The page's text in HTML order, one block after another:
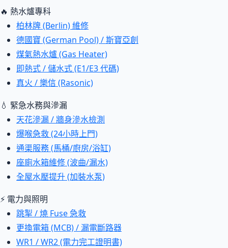
🔥 熱水爐專科
柏林牌 (Berlin) 維修
德國寶 (German Pool) / 斯寶亞創
煤氣熱水爐 (Gas Heater)
即熱式 / 儲水式 (E1/E3 代碼)
真火 / 樂信 (Rasonic)
💧 緊急水務與滲漏
天花滲漏 / 牆身滲水檢測
爆喉急救 (24小時上門)
通渠服務 (馬桶/廚房/浴缸)
座廁水箱維修 (波曲/漏水)
全屋水壓提升 (加裝水泵)
⚡ 電力與照明
跳掣 / 燒 Fuse 急救
更換電箱 (MCB) / 漏電斷路器
WR1 / WR2 (電力完工證明書)